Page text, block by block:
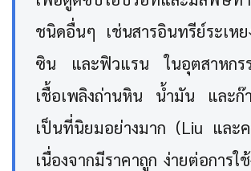
ชนิดอื่นๆ เช่นสารอินทรีย์ระเห
ซิน และฟิวแรน ในอุตสาหกร
เชื้อเพลิงถ่านหิน น้ำมัน และก๊
เป็นที่นิยมอย่างมาก (Liu และ
เนื่องจากมีราคาถูก ง่ายต่อการใ